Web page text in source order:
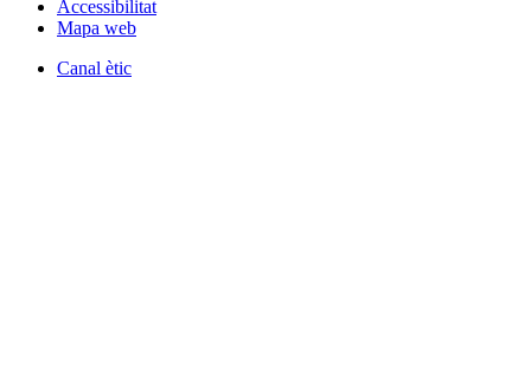
Accessibilitat
Mapa web
Canal ètic